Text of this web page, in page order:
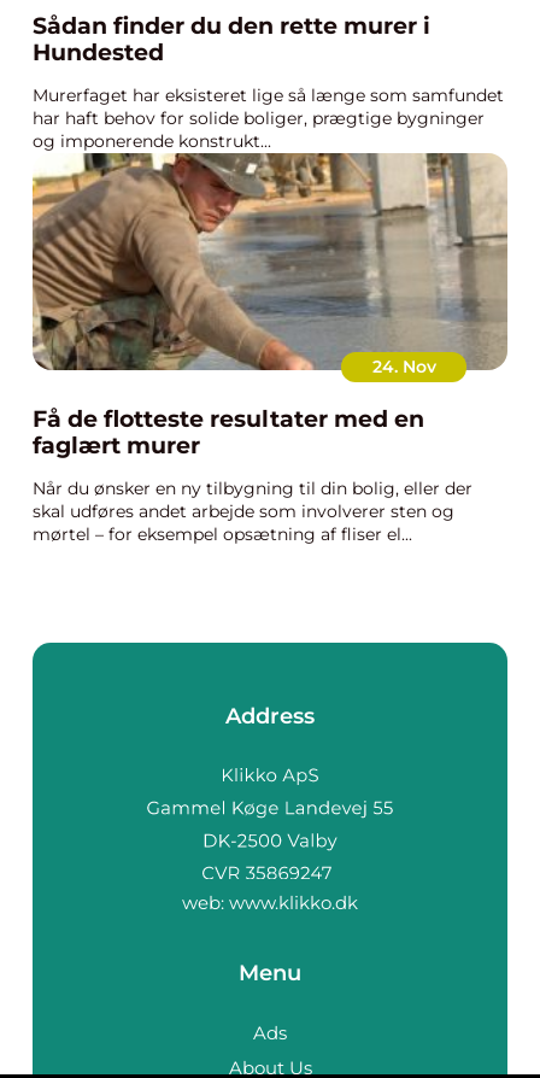
Sådan finder du den rette murer i
Hundested
Murerfaget har eksisteret lige så længe som samfundet
har haft behov for solide boliger, prægtige bygninger
og imponerende konstrukt...
24. Nov
Få de flotteste resultater med en
faglært murer
Når du ønsker en ny tilbygning til din bolig, eller der
skal udføres andet arbejde som involverer sten og
mørtel – for eksempel opsætning af fliser el...
Address
web: www.klikko.dk
Menu
Ads
About Us